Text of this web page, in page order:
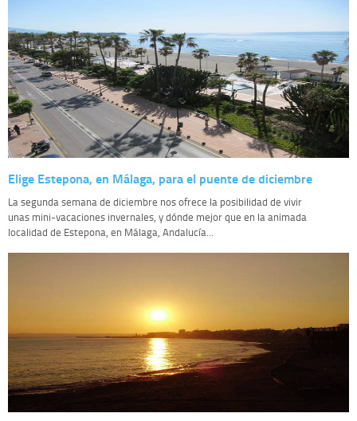
Elige Estepona, en Málaga, para el puente de diciembre
La segunda semana de diciembre nos ofrece la posibilidad de vivir
unas mini-vacaciones invernales, y dónde mejor que en la animada
localidad de Estepona, en Málaga, Andalucía...